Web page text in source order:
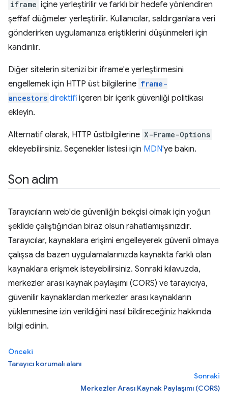
iframe içine yerleştirilir ve farklı bir hedefe yönlendiren
şeffaf düğmeler yerleştirilir. Kullanıcılar, saldırganlara veri
gönderirken uygulamanıza eriştiklerini düşünmeleri için
kandırılır.
Diğer sitelerin sitenizi bir iframe'e yerleştirmesini
engellemek için HTTP üst bilgilerine frame-
ancestors direktifi içeren bir içerik güvenliği politikası
ekleyin.
Alternatif olarak, HTTP üstbilgilerine X-Frame-Options
ekleyebilirsiniz. Seçenekler listesi için MDN'ye bakın.
Son adım
Tarayıcıların web'de güvenliğin bekçisi olmak için yoğun
şekilde çalıştığından biraz olsun rahatlamışsınızdır.
Tarayıcılar, kaynaklara erişimi engelleyerek güvenli olmaya
çalışsa da bazen uygulamalarınızda kaynakta farklı olan
kaynaklara erişmek isteyebilirsiniz. Sonraki kılavuzda,
merkezler arası kaynak paylaşımı (CORS) ve tarayıcıya,
güvenilir kaynaklardan merkezler arası kaynakların
yüklenmesine izin verildiğini nasıl bildireceğiniz hakkında
bilgi edinin.
Önceki
Tarayıcı korumalı alanı
Sonraki
Merkezler Arası Kaynak Paylaşımı (CORS)